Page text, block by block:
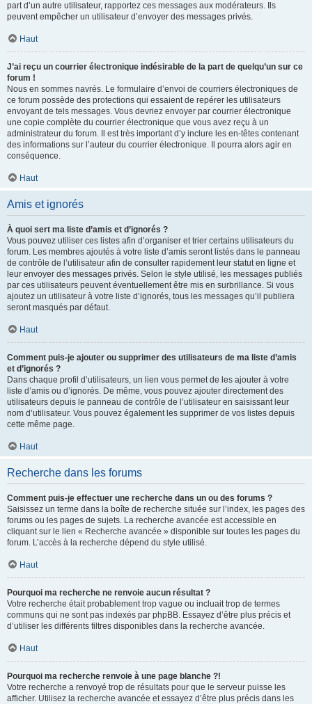
part d’un autre utilisateur, rapportez ces messages aux modérateurs. Ils
peuvent empêcher un utilisateur d’envoyer des messages privés.
Haut
J’ai reçu un courrier électronique indésirable de la part de quelqu’un sur ce
forum !
Nous en sommes navrés. Le formulaire d’envoi de courriers électroniques de
ce forum possède des protections qui essaient de repérer les utilisateurs
envoyant de tels messages. Vous devriez envoyer par courrier électronique
une copie complète du courrier électronique que vous avez reçu à un
administrateur du forum. Il est très important d’y inclure les en-têtes contenant
des informations sur l’auteur du courrier électronique. Il pourra alors agir en
conséquence.
Haut
Amis et ignorés
À quoi sert ma liste d’amis et d’ignorés ?
Vous pouvez utiliser ces listes afin d’organiser et trier certains utilisateurs du
forum. Les membres ajoutés à votre liste d’amis seront listés dans le panneau
de contrôle de l’utilisateur afin de consulter rapidement leur statut en ligne et
leur envoyer des messages privés. Selon le style utilisé, les messages publiés
par ces utilisateurs peuvent éventuellement être mis en surbrillance. Si vous
ajoutez un utilisateur à votre liste d’ignorés, tous les messages qu’il publiera
seront masqués par défaut.
Haut
Comment puis-je ajouter ou supprimer des utilisateurs de ma liste d’amis
et d’ignorés ?
Dans chaque profil d’utilisateurs, un lien vous permet de les ajouter à votre
liste d’amis ou d’ignorés. De même, vous pouvez ajouter directement des
utilisateurs depuis le panneau de contrôle de l’utilisateur en saisissant leur
nom d’utilisateur. Vous pouvez également les supprimer de vos listes depuis
cette même page.
Haut
Recherche dans les forums
Comment puis-je effectuer une recherche dans un ou des forums ?
Saisissez un terme dans la boîte de recherche située sur l’index, les pages des
forums ou les pages de sujets. La recherche avancée est accessible en
cliquant sur le lien « Recherche avancée » disponible sur toutes les pages du
forum. L’accès à la recherche dépend du style utilisé.
Haut
Pourquoi ma recherche ne renvoie aucun résultat ?
Votre recherche était probablement trop vague ou incluait trop de termes
communs qui ne sont pas indexés par phpBB. Essayez d’être plus précis et
d’utiliser les différents filtres disponibles dans la recherche avancée.
Haut
Pourquoi ma recherche renvoie à une page blanche ?!
Votre recherche a renvoyé trop de résultats pour que le serveur puisse les
afficher. Utilisez la recherche avancée et essayez d’être plus précis dans les